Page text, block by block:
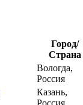
Город/
Страна
Вологда,
Россия
Казань,
Россия